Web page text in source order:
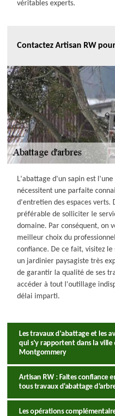
véritables experts.
Contactez Artisan RW
L'abattage d'un sapin est
nécessitent une parfaite
d'entretien des espaces verts.
préférable de solliciter le
domaine. Par conséquent, on
meilleur choix du
confiance. De ce fait, visitez
un jardinier paysagiste très
de garantir la qualité de ses
accéder à tout l'outillage
délai imparti.
Les travaux d'abattage et les
qui s'y rapportent dans la ville
Montgommery
Artisan RW : Faites confiance
tous travaux d’abattage
Les opérations